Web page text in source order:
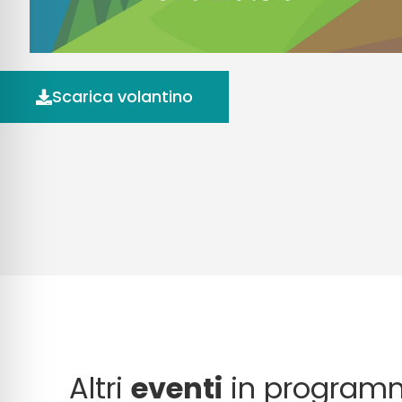
Scarica volantino
Altrieventi in